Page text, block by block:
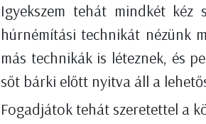
Igyekszem tehát mindkét kéz
húrnémítási technikát nézünk
más technikák is léteznek, és
sőt bárki előtt nyitva áll a
Fogadjátok tehát szeretettel a